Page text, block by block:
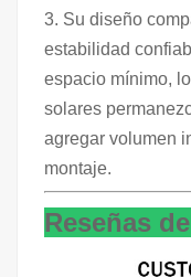
3. Su diseño
estabilidad
espacio mínimo,
solares
agregar volumen
montaje.
Reseñas